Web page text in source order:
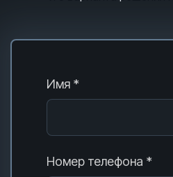
Имя *
Номер телефона *